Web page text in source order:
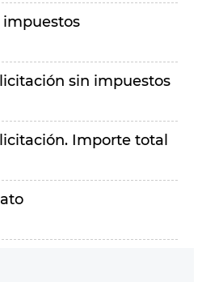
impuestos
sin impuestos
Importe total